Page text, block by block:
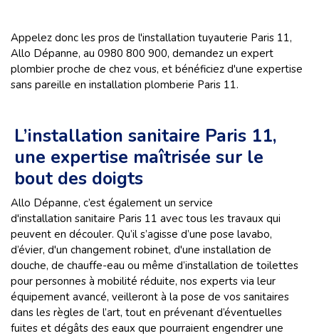
Appelez donc les pros de l'installation tuyauterie Paris 11,
Allo Dépanne, au 0980 800 900, demandez un expert
plombier proche de chez vous, et bénéficiez d'une expertise
sans pareille en installation plomberie Paris 11.
L’installation sanitaire Paris 11,
une expertise maîtrisée sur le
bout des doigts
Allo Dépanne, c’est également un service
d'installation sanitaire Paris 11 avec tous les travaux qui
peuvent en découler. Qu’il s’agisse d’une pose lavabo,
d’évier, d'un changement robinet, d'une installation de
douche, de chauffe-eau ou même d’installation de toilettes
pour personnes à mobilité réduite, nos experts via leur
équipement avancé, veilleront à la pose de vos sanitaires
dans les règles de l’art, tout en prévenant d’éventuelles
fuites et dégâts des eaux que pourraient engendrer une